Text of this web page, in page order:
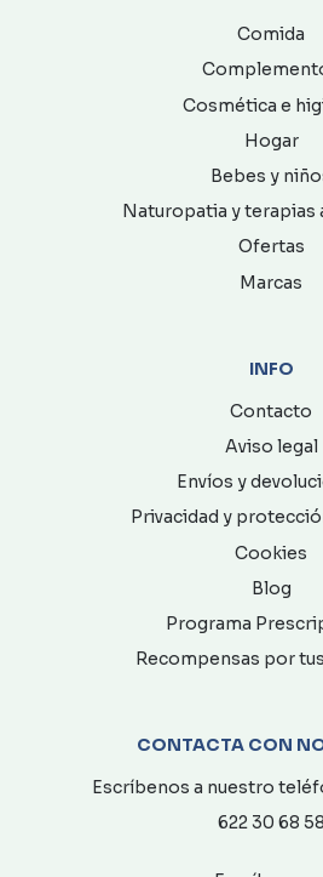
Comida
Cosmética e
Hogar
Bebes y
Naturopatia y terapias
Ofertas
Marcas
INFO
Contacto
Aviso legal
Envíos y
Privacidad y
Cookies
Blog
Programa
Recompensas por
CONTACTA CON
Escríbenos a nuestro
622 30 68 58